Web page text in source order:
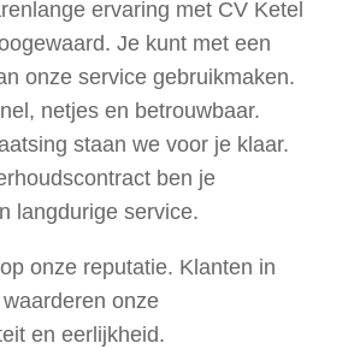
ervaring met CV Ketel
Je kunt met een
onze service gebruikmaken.
netjes en betrouwbaar.
staan we voor je klaar.
ben je
langdurige service.
onze reputatie. Klanten in
onze
en eerlijkheid.